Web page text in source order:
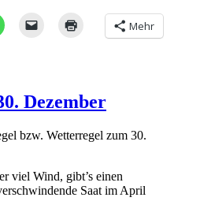
Mehr
Dezember
bzw. Wetterregel zum 30.
viel Wind, gibt’s einen
Saat im April